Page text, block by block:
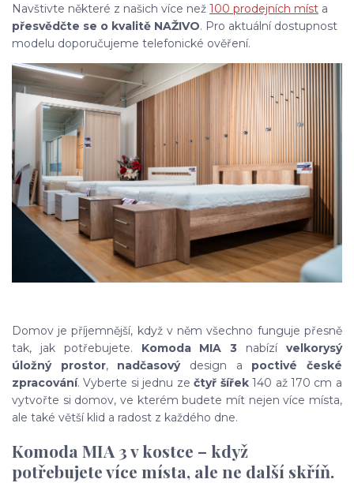
Navštivte některé z našich více než 100 prodejních míst a
přesvědčte se o kvalitě NAŽIVO. Pro aktuální dostupnost
modelu doporučujeme telefonické ověření.
Domov je příjemnější, když v něm všechno funguje přesně
tak, jak potřebujete. Komoda MIA 3 nabízí velkorysý
úložný prostor, nadčasovýdesign a poctivé české
zpracování. Vyberte si jednu ze čtyř šířek140 až 170 cm a
vytvořte si domov, ve kterém budete mít nejen více místa,
ale také větší klid a radost z každého dne.
Komoda MIA 3 v kostce – když
potřebujete více místa, ale ne další skříň.